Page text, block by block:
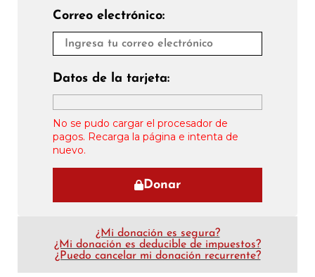
Correo electrónico:
Datos de la tarjeta:
No se pudo cargar el procesador de
pagos. Recarga la página e intenta de
nuevo.
Donar
¿Mi donación es segura?
¿Mi donación es deducible de impuestos?
¿Puedo cancelar mi donación recurrente?